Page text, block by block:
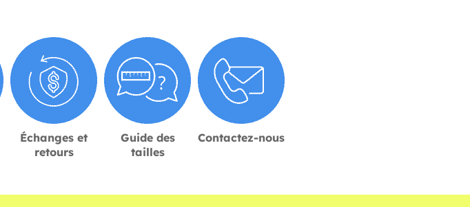
Échanges et
retours
Guide des
tailles
Contactez-nous